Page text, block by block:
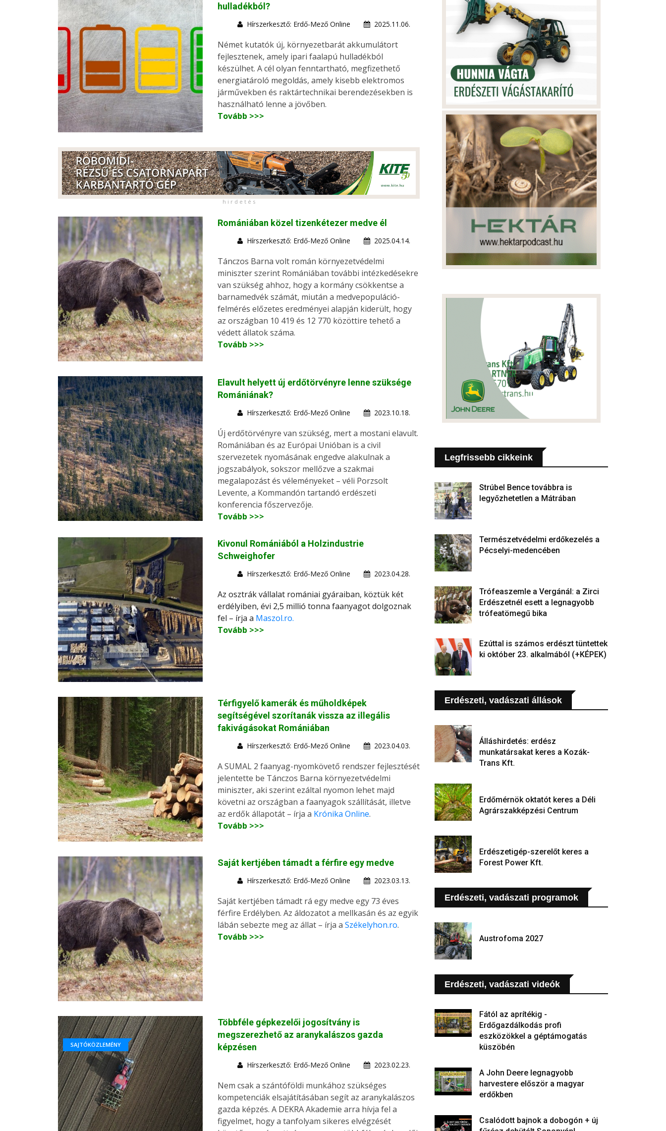
hulladékból?
Hírszerkesztő: Erdő-Mező Online 2025.11.06.
Német kutatók új, környezetbarát akkumulátort
fejlesztenek, amely ipari faalapú hulladékból
készülhet. A cél olyan fenntartható, megfizethető
energiatároló megoldás, amely kisebb elektromos
járművekben és raktártechnikai berendezésekben is
használható lenne a jövőben.
Tovább >>>
h i r d e t é s
Romániában közel tizenkétezer medve él
Hírszerkesztő: Erdő-Mező Online 2025.04.14.
Tánczos Barna volt román környezetvédelmi
miniszter szerint Romániában további intézkedésekre
van szükség ahhoz, hogy a kormány csökkentse a
barnamedvék számát, miután a medvepopuláció-
felmérés előzetes eredményei alapján kiderült, hogy
az országban 10 419 és 12 770 közöttire tehető a
védett állatok száma.
Tovább >>>
Elavult helyett új erdőtörvényre lenne szüksége
Romániának?
Hírszerkesztő: Erdő-Mező Online 2023.10.18.
Új erdőtörvényre van szükség, mert a mostani elavult.
Romániában és az Európai Unióban is a civil
szervezetek nyomásának engedve alakulnak a
jogszabályok, sokszor mellőzve a szakmai
megalapozást és véleményeket – véli Porzsolt
Levente, a Kommandón tartandó erdészeti
konferencia főszervezője.
Tovább >>>
Kivonul Romániából a Holzindustrie
Schweighofer
Hírszerkesztő: Erdő-Mező Online 2023.04.28.
Az osztrák vállalat romániai gyáraiban, köztük két
erdélyiben, évi 2,5 millió tonna faanyagot dolgoznak
fel – írja a Maszol.ro.
Tovább >>>
Térfigyelő kamerák és műholdképek
segítségével szorítanák vissza az illegális
fakivágásokat Romániában
Hírszerkesztő: Erdő-Mező Online 2023.04.03.
A SUMAL 2 faanyag-nyomkövető rendszer fejlesztését
jelentette be Tánczos Barna környezetvédelmi
miniszter, aki szerint ezáltal nyomon lehet majd
követni az országban a faanyagok szállítását, illetve
az erdők állapotát – írja a Krónika Online.
Tovább >>>
Saját kertjében támadt a férfire egy medve
Hírszerkesztő: Erdő-Mező Online 2023.03.13.
Saját kertjében támadt rá egy medve egy 73 éves
férfire Erdélyben. Az áldozatot a mellkasán és az egyik
lábán sebezte meg az állat – írja a Székelyhon.ro.
Tovább >>>
SAJTÓKÖZLEMÉNY
Többféle gépkezelői jogosítvány is
megszerezhető az aranykalászos gazda
képzésen
Hírszerkesztő: Erdő-Mező Online 2023.02.23.
Nem csak a szántóföldi munkához szükséges
kompetenciák elsajátításában segít az aranykalászos
gazda képzés. A DEKRA Akademie arra hívja fel a
figyelmet, hogy a tanfolyam sikeres elvégzését
Legfrissebb cikkeink
Strúbel Bence továbbra is
legyőzhetetlen a Mátrában
Természetvédelmi erdőkezelés a
Pécselyi-medencében
Trófeaszemle a Vergánál: a Zirci
Erdészetnél esett a legnagyobb
trófeatömegű bika
Ezúttal is számos erdészt tüntettek
ki október 23. alkalmából (+KÉPEK)
Erdészeti, vadászati állások
Álláshirdetés: erdész
munkatársakat keres a Kozák-
Trans Kft.
Erdőmérnök oktatót keres a Déli
Agrárszakképzési Centrum
Erdészetigép-szerelőt keres a
Forest Power Kft.
Erdészeti, vadászati programok
Austrofoma 2027
Erdészeti, vadászati videók
Fától az aprítékig -
Erdőgazdálkodás profi
eszközökkel a géptámogatás
küszöbén
A John Deere legnagyobb
harvestere először a magyar
erdőkben
Csalódott bajnok a dobogón + új